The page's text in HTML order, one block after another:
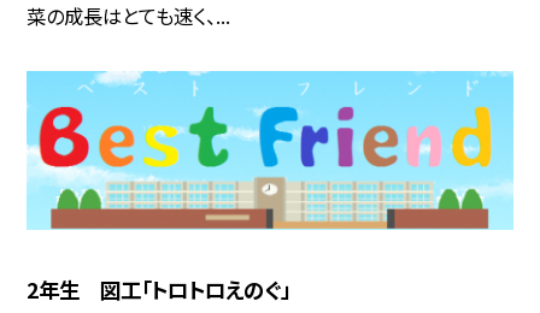
菜の成長はとても速く、...
2年生 図工「トロトロえのぐ」